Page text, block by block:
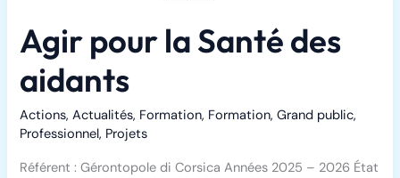
Agir pour la Santé des
aidants
Actions,Actualités, Formation, Formation,Grand public,
Professionnel, Projets
Référent : Gérontopole di Corsica Années 2025 – 2026 État